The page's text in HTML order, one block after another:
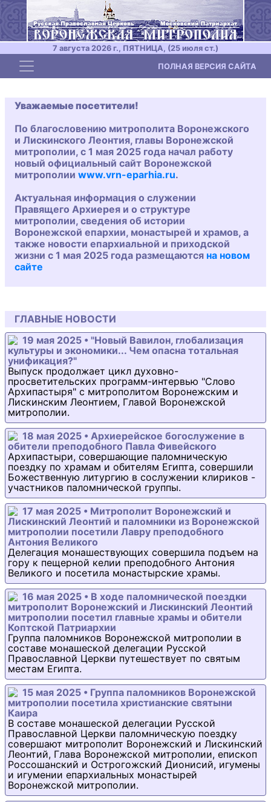
7 августа 2026 г., ПЯТНИЦА, (25 июля ст.)
Toggle navigation ПОЛНАЯ ВЕРСИЯ САЙТА
Уважаемые посетители!
По благословению митрополита Воронежского
и Лискинского Леонтия, главы Воронежской
митрополии, с 1 мая 2025 года начал работу
новый официальный сайт Воронежской
митрополии www.vrn-eparhia.ru.
Актуальная информация о служении
Правящего Архиерея и о структуре
митрополии, сведения об истории
Воронежской епархии, монастырей и храмов, а
также новости епархиальной и приходской
жизни с 1 мая 2025 года размещаются на новом
сайте
ГЛАВНЫЕ НОВОСТИ
19 мая 2025 • "Новый Вавилон, глобализация
культуры и экономики... Чем опасна тотальная
унификация?"
Выпуск продолжает цикл духовно-
просветительских программ-интервью "Слово
Архипастыря" с митрополитом Воронежским и
Лискинским Леонтием, Главой Воронежской
митрополии.
18 мая 2025 • Архиерейское богослужение в
обители преподобного Павла Фивейского
Архипастыри, совершающие паломническую
поездку по храмам и обителям Египта, совершили
Божественную литургию в сослужении клириков -
участников паломнической группы.
17 мая 2025 • Митрополит Воронежский и
Лискинский Леонтий и паломники из Воронежской
митрополии посетили Лавру преподобного
Антония Великого
Делегация монашествующих совершила подъем на
гору к пещерной келии преподобного Антония
Великого и посетила монастырские храмы.
16 мая 2025 • В ходе паломнической поездки
митрополит Воронежский и Лискинский Леонтий
митрополии посетил главные храмы и обители
Коптской Патриархии
Группа паломников Воронежской митрополии в
составе монашеской делегации Русской
Православной Церкви путешествует по святым
местам Египта.
15 мая 2025 • Группа паломников Воронежской
митрополии посетила христианские святыни
Каира
В составе монашеской делегации Русской
Православной Церкви паломническую поездку
совершают митрополит Воронежский и Лискинский
Леонтий, Глава Воронежской митрополии, епископ
Россошанский и Острогожский Дионисий, игумены
и игумении епархиальных монастырей
Воронежской митрополии.